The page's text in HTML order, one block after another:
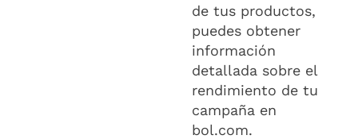
de tus productos,
puedes obtener
información
detallada sobre el
rendimiento de tu
campaña en
bol.com.